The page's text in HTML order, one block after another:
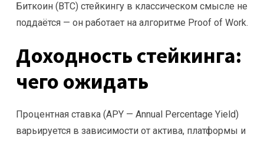
Биткоин (BTC) стейкингу в классическом смысле не
поддаётся — он работает на алгоритме Proof of Work.
Доходность стейкинга:
чего ожидать
Процентная ставка (APY — Annual Percentage Yield)
варьируется в зависимости от актива, платформы и